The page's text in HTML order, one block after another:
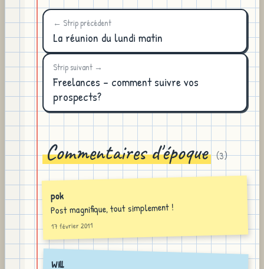
← Strip précédent
La réunion du lundi matin
Strip suivant →
Freelances - comment suivre vos
prospects?
Commentaires d'époque (3)
pok
Post magnifique, tout simplement !
17 février 2011
Will